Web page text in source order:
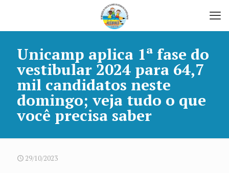
Unicamp aplica 1ª fase do
vestibular 2024 para 64,7
mil candidatos neste
domingo; veja tudo o que
você precisa saber
29/10/2023